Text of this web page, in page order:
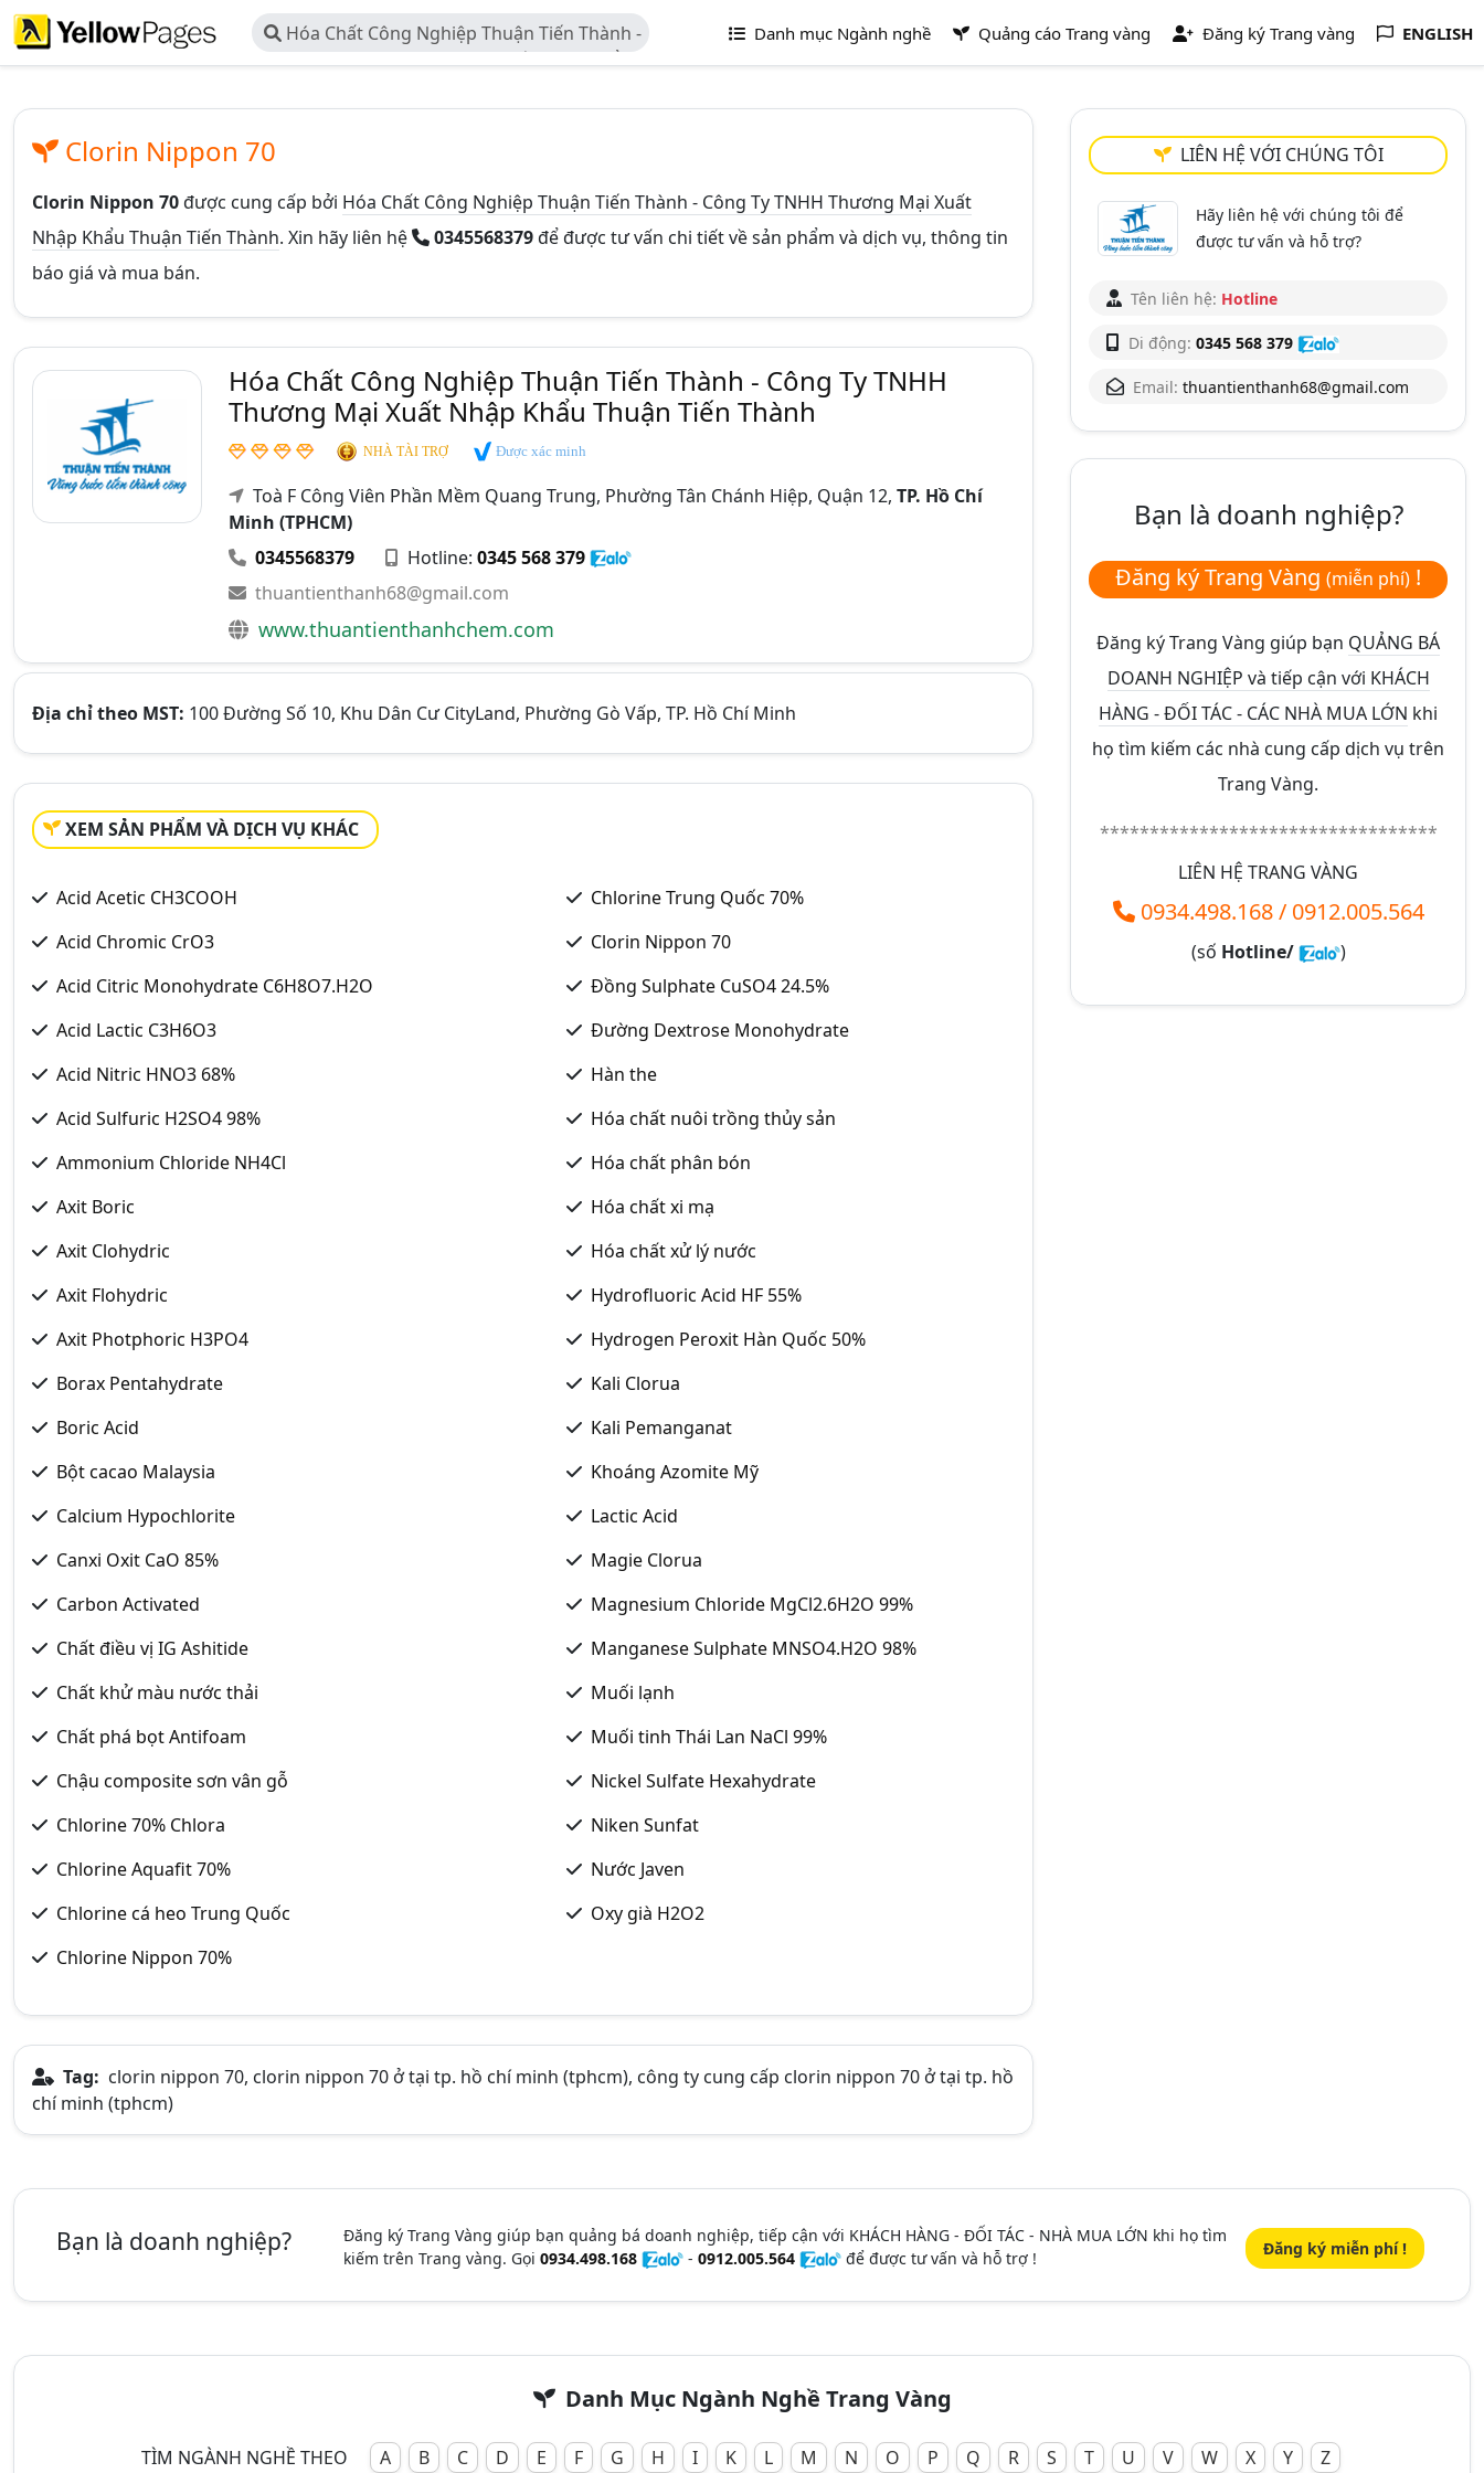
Hóa Chất Công Nghiệp Thuận Tiến Thành -
Công Ty TNHH Thương Mại Xuất Nhập Khẩu
Danh mục Ngành nghề Quảng cáo Trang vàng Đăng ký Trang vàng ENGLISH
Clorin Nippon 70
Clorin Nippon 70được cung cấp bởi Hóa Chất Công Nghiệp Thuận Tiến Thành - Công Ty TNHH Thương Mại Xuất
Nhập Khẩu Thuận Tiến Thành. Xin hãy liên hệ 0345568379để được tư vấn chi tiết về sản phẩm và dịch vụ, thông tin
báo giá và mua bán.
Hóa Chất Công Nghiệp Thuận Tiến Thành - Công Ty TNHH
Thương Mại Xuất Nhập Khẩu Thuận Tiến Thành
NHÀ TÀI TRỢ Được xác minh
Toà F Công Viên Phần Mềm Quang Trung, Phường Tân Chánh Hiệp, Quận 12, TP. Hồ Chí
Minh (TPHCM)
0345568379
Hotline: 0345 568 379
thuantienthanh68@gmail.com
www.thuantienthanhchem.com
Địa chỉ theo MST: 100 Đường Số 10, Khu Dân Cư CityLand, Phường Gò Vấp, TP. Hồ Chí Minh
XEM SẢN PHẨM VÀ DỊCH VỤ KHÁC
Acid Acetic CH3COOH
Acid Chromic CrO3
Acid Citric Monohydrate C6H8O7.H2O
Acid Lactic C3H6O3
Acid Nitric HNO3 68%
Acid Sulfuric H2SO4 98%
Ammonium Chloride NH4Cl
Axit Boric
Axit Clohydric
Axit Flohydric
Axit Photphoric H3PO4
Borax Pentahydrate
Boric Acid
Bột cacao Malaysia
Calcium Hypochlorite
Canxi Oxit CaO 85%
Carbon Activated
Chất điều vị IG Ashitide
Chất khử màu nước thải
Chất phá bọt Antifoam
Chậu composite sơn vân gỗ
Chlorine 70% Chlora
Chlorine Aquafit 70%
Chlorine cá heo Trung Quốc
Chlorine Nippon 70%
Chlorine Trung Quốc 70%
Clorin Nippon 70
Đồng Sulphate CuSO4 24.5%
Đường Dextrose Monohydrate
Hàn the
Hóa chất nuôi trồng thủy sản
Hóa chất phân bón
Hóa chất xi mạ
Hóa chất xử lý nước
Hydrofluoric Acid HF 55%
Hydrogen Peroxit Hàn Quốc 50%
Kali Clorua
Kali Pemanganat
Khoáng Azomite Mỹ
Lactic Acid
Magie Clorua
Magnesium Chloride MgCl2.6H2O 99%
Manganese Sulphate MNSO4.H2O 98%
Muối lạnh
Muối tinh Thái Lan NaCl 99%
Nickel Sulfate Hexahydrate
Niken Sunfat
Nước Javen
Oxy già H2O2
Tag: clorin nippon 70, clorin nippon 70 ở tại tp. hồ chí minh (tphcm), công ty cung cấp clorin nippon 70 ở tại tp. hồ
chí minh (tphcm)
LIÊN HỆ VỚI CHÚNG TÔI
Hãy liên hệ với chúng tôi để
được tư vấn và hỗ trợ?
Tên liên hệ: Hotline
Di động: 0345 568 379
Email: thuantienthanh68@gmail.com
Bạn là doanh nghiệp?
Đăng ký Trang Vàng (miễn phí) !
Đăng ký Trang Vàng giúp bạn QUẢNG BÁ
DOANH NGHIỆP và tiếp cận với KHÁCH
HÀNG - ĐỐI TÁC - CÁC NHÀ MUA LỚN khi
họ tìm kiếm các nhà cung cấp dịch vụ trên
Trang Vàng.
**********************************
LIÊN HỆ TRANG VÀNG
0934.498.168/ 0912.005.564
(số Hotline/ )
Bạn là doanh nghiệp?
Đăng ký Trang Vàng giúp bạn quảng bá doanh nghiệp, tiếp cận với KHÁCH HÀNG - ĐỐI TÁC - NHÀ MUA LỚN khi họ tìm
kiếm trên Trang vàng. Gọi 0934.498.168 - 0912.005.564 để được tư vấn và hỗ trợ ! Đăng ký miễn phí !
Danh Mục Ngành Nghề Trang Vàng
TÌM NGÀNH NGHỀ THEO A B C D E F G H I K L M N O P Q R S T U V W X Y Z